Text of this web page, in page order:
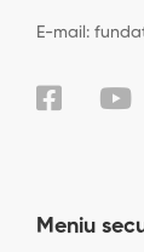
E-mail:
Meniu